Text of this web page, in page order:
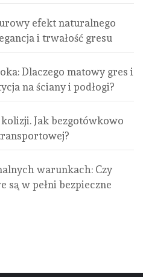
efekt naturalnego
i trwałość gresu
Dlaczego matowy gres i
na ściany i podłogi?
Jak bezgotówkowo
warunkach: Czy
są w pełni bezpieczne